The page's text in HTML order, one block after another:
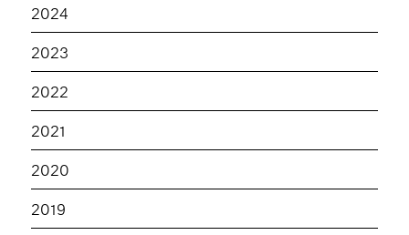
2024
2023
2022
2021
2020
2019